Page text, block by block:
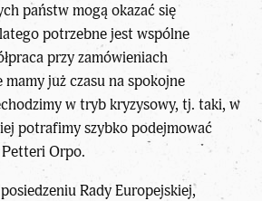
państw mogą okazać się
potrzebne jest wspólne
przy zamówieniach
już czasu na spokojne
w tryb kryzysowy, tj. taki, w
potrafimy szybko podejmować
Petteri Orpo.
Rady Europejskiej,